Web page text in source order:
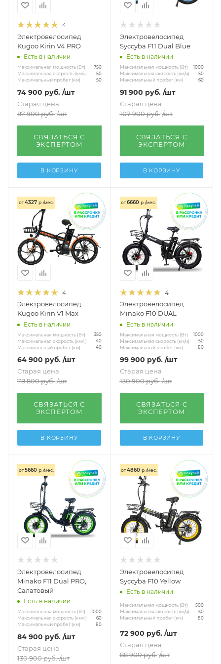
Показать еще
По размеру колёс
14 дюймов
16 дюймов Показать еще
По нагрузке
Взрослые до 120 кг
Нагрузка 120 кг
Показать еще
Другое
Трехколесные для пожилых людей
Женские 250W Показать еще
4
Электровелосипед
Kugoo Kirin V4 PRO
Есть в наличии
Максимальная мощность (Вт) 750
Максимальная скорость (км/ч) 50
Максимальный пробег (км) 50
74 900 руб. /шт
Старая цена
87 900руб. /шт
СВЯЗАТЬСЯ С
ЭКСПЕРТОМ
В КОРЗИНУ
Электровелосипед
Syccyba F11 Dual Blue
Есть в наличии
Максимальная мощность (Вт) 1000
Максимальная скорость (км/ч) 50
Максимальный пробег (км) 60
91 900 руб. /шт
Старая цена
107 900руб. /шт
СВЯЗАТЬСЯ С
ЭКСПЕРТОМ
В КОРЗИНУ
от4327 р./мес.
4
Электровелосипед
Kugoo Kirin V1 Max
Есть в наличии
Максимальная мощность (Вт) 350
Максимальная скорость (км/ч) 40
Максимальный пробег (км) 40
64 900 руб. /шт
Старая цена
78 800руб. /шт
СВЯЗАТЬСЯ С
ЭКСПЕРТОМ
В КОРЗИНУ
от6660 р./мес.
4
Электровелосипед
Minako F10 DUAL
Есть в наличии
Максимальная мощность (Вт) 1000
Максимальная скорость (км/ч) 50
Максимальный пробег (км) 80
99 900 руб. /шт
Старая цена
130 900руб. /шт
СВЯЗАТЬСЯ С
ЭКСПЕРТОМ
В КОРЗИНУ
от5660 р./мес.
Электровелосипед
Minako F11 Dual PRO,
Салатовый
Есть в наличии
Максимальная мощность (Вт) 1000
Максимальная скорость (км/ч) 60
Максимальный пробег (км) 80
84 900 руб. /шт
Старая цена
130 900руб. /шт
от4860 р./мес.
Электровелосипед
Syccyba F10 Yellow
Есть в наличии
Максимальная мощность (Вт) 500
Максимальная скорость (км/ч) 50
Максимальный пробег (км) 80
72 900 руб. /шт
Старая цена
88 900руб. /шт